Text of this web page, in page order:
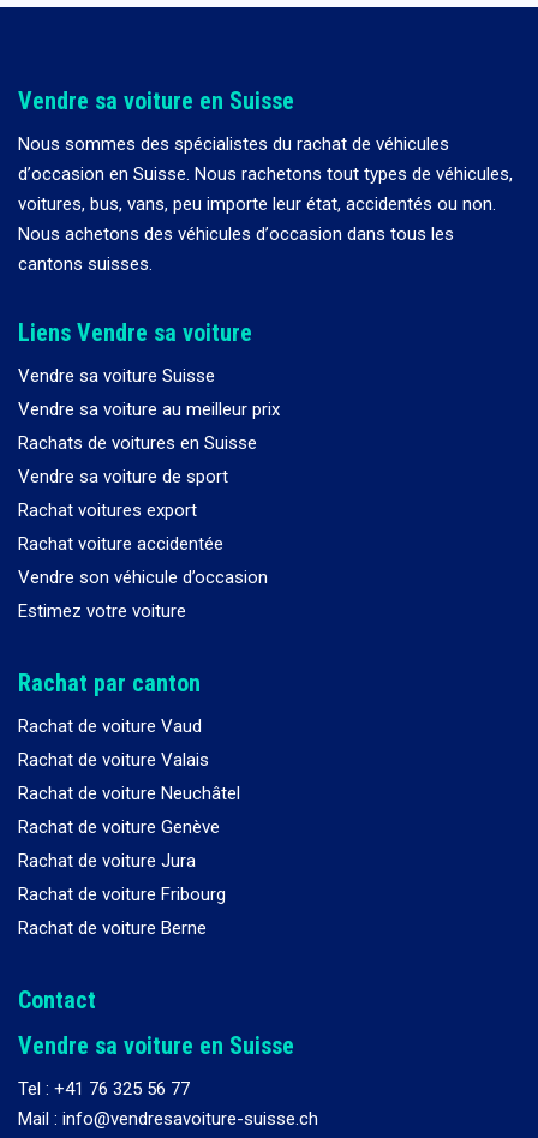
Vendre sa voiture en Suisse
Nous sommes des spécialistes du rachat de véhicules
d’occasion en Suisse. Nous rachetons tout types de véhicules,
voitures, bus, vans, peu importe leur état, accidentés ou non.
Nous achetons des véhicules d’occasion dans tous les
cantons suisses.
Liens Vendre sa voiture
Vendre sa voiture Suisse
Vendre sa voiture au meilleur prix
Rachats de voitures en Suisse
Vendre sa voiture de sport
Rachat voitures export
Rachat voiture accidentée
Vendre son véhicule d’occasion
Estimez votre voiture
Rachat par canton
Rachat de voiture Vaud
Rachat de voiture Valais
Rachat de voiture Neuchâtel
Rachat de voiture Genève
Rachat de voiture Jura
Rachat de voiture Fribourg
Rachat de voiture Berne
Contact
Vendre sa voiture en Suisse
Tel : +41 76 325 56 77
Mail : info@vendresavoiture-suisse.ch